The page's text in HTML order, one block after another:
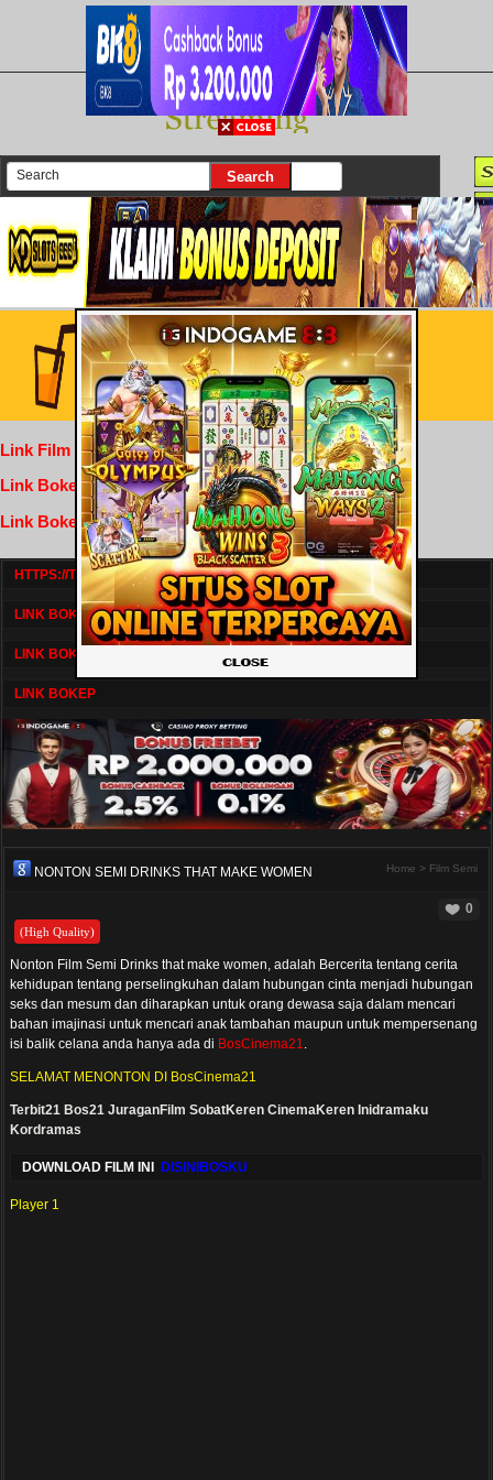
There are currently 25645 movies on our website
Login
Link Film Dewasa
Link Bokep Indofilm
Link Bokep FilmNikmat
HTTPS://TV1.BOSKU21.CAM/
LINK BOKEP DRAMASERIAL
LINK BOKEP
LINK BOKEP
NONTON SEMI DRINKS THAT MAKE WOMEN Home > Film Semi
0
(High Quality)
Nonton Film Semi Drinks that make women, adalah Bercerita tentang cerita
kehidupan tentang perselingkuhan dalam hubungan cinta menjadi hubungan
seks dan mesum dan diharapkan untuk orang dewasa saja dalam mencari
bahan imajinasi untuk mencari anak tambahan maupun untuk mempersenang
isi balik celana anda hanya ada di BosCinema21.
SELAMAT MENONTON DI BosCinema21
Terbit21 Bos21 JuraganFilm SobatKeren CinemaKeren Inidramaku
Kordramas
DOWNLOAD FILM INI DISINIBOSKU
Player 1